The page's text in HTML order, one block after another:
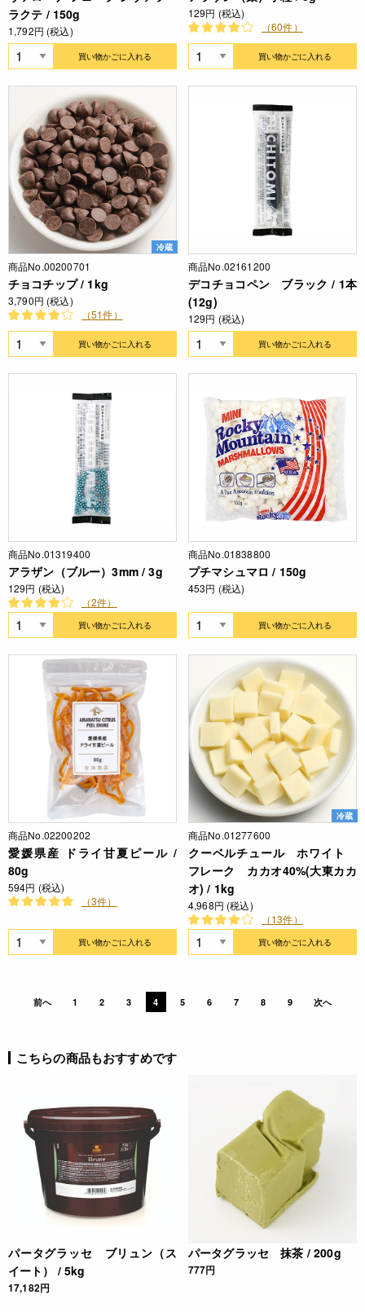
ラクテ / 150g
1,792円 (税込)
買い物かごに入れる
129円 (税込)
（60件）
買い物かごに入れる
冷蔵
商品No.00200701
チョコチップ / 1kg
3,790円 (税込)
（51件）
買い物かごに入れる
商品No.02161200
デコチョコペン ブラック / 1本
(12g)
129円 (税込)
買い物かごに入れる
商品No.01319400
アラザン（ブルー）3mm / 3g
129円 (税込)
（2件）
買い物かごに入れる
商品No.01838800
プチマシュマロ / 150g
453円 (税込)
買い物かごに入れる
商品No.02200202
愛媛県産 ドライ甘夏ピール /
80g
594円 (税込)
（3件）
買い物かごに入れる
冷蔵
商品No.01277600
クーベルチュール ホワイト
フレーク カカオ40%(大東カカ
オ) / 1kg
4,968円 (税込)
（13件）
買い物かごに入れる
前へ 1 2 3 4 5 6 7 8 9 次へ
こちらの商品もおすすめです
パータグラッセ ブリュン（ス
イート） / 5kg
17,182円
パータグラッセ 抹茶 / 200g
777円